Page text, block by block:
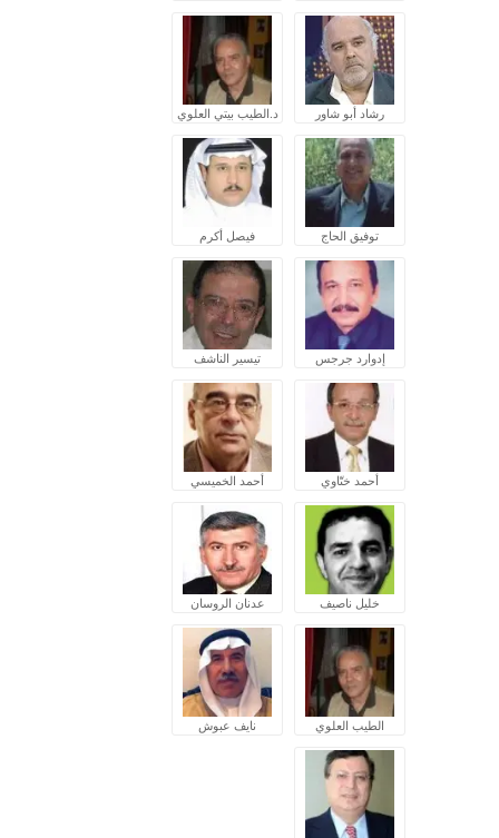
رشاد أبو شاور د.الطيب بيتي العلوي
توفيق الحاج فيصل أكرم
إدوارد جرجس تيسير الناشف
أحمد ختّاوي أحمد الخميسي
خليل ناصيف عدنان الروسان
الطيب العلوي نايف عبوش